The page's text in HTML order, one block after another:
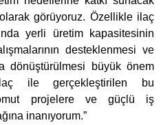
görüyoruz. Özellikle ilaç
yerli üretim kapasitesinin
desteklenmesi ve
dönüştürülmesi büyük önem
İlaç ile gerçekleştirilen bu
projelere ve güçlü iş
inanıyorum.”